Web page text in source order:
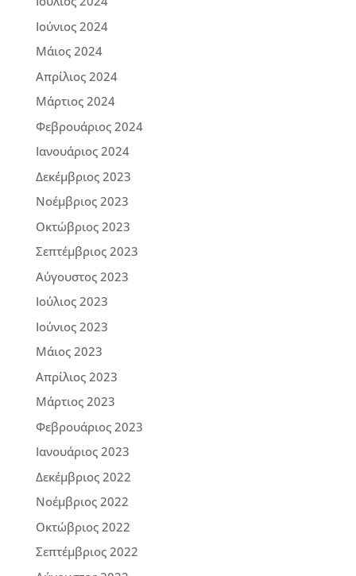
Ιούνιος 2024
Μάιος 2024
Απρίλιος 2024
Μάρτιος 2024
Φεβρουάριος 2024
Ιανουάριος 2024
Δεκέμβριος 2023
Νοέμβριος 2023
Οκτώβριος 2023
Σεπτέμβριος 2023
Αύγουστος 2023
Ιούλιος 2023
Ιούνιος 2023
Μάιος 2023
Απρίλιος 2023
Μάρτιος 2023
Φεβρουάριος 2023
Ιανουάριος 2023
Δεκέμβριος 2022
Νοέμβριος 2022
Οκτώβριος 2022
Σεπτέμβριος 2022